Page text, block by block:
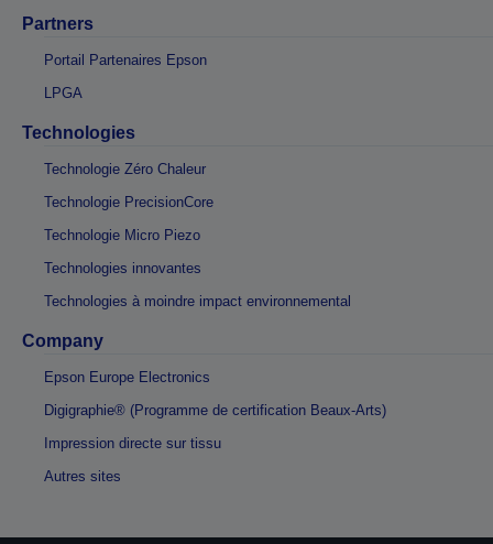
Partners
Portail Partenaires Epson
LPGA
Technologies
Technologie Zéro Chaleur
Technologie PrecisionCore
Technologie Micro Piezo
Technologies innovantes
Technologies à moindre impact environnemental
Company
Epson Europe Electronics
Digigraphie® (Programme de certification Beaux-Arts)
Impression directe sur tissu
Autres sites